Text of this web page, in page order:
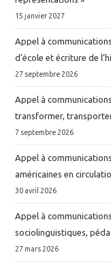
15 janvier 2027
Appel à
d’école et écriture de
27 septembre 2026
Appel à
transformer,
7 septembre 2026
Appel à
américaines en
30 avril 2026
Appel à
sociolinguistiques,
27 mars 2026